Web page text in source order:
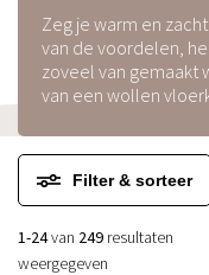
Zeg je warm en
van de voordelen,
zoveel van gemaakt
van een wollen
Filter & sorteer
1-24van 249 resultaten
weergegeven